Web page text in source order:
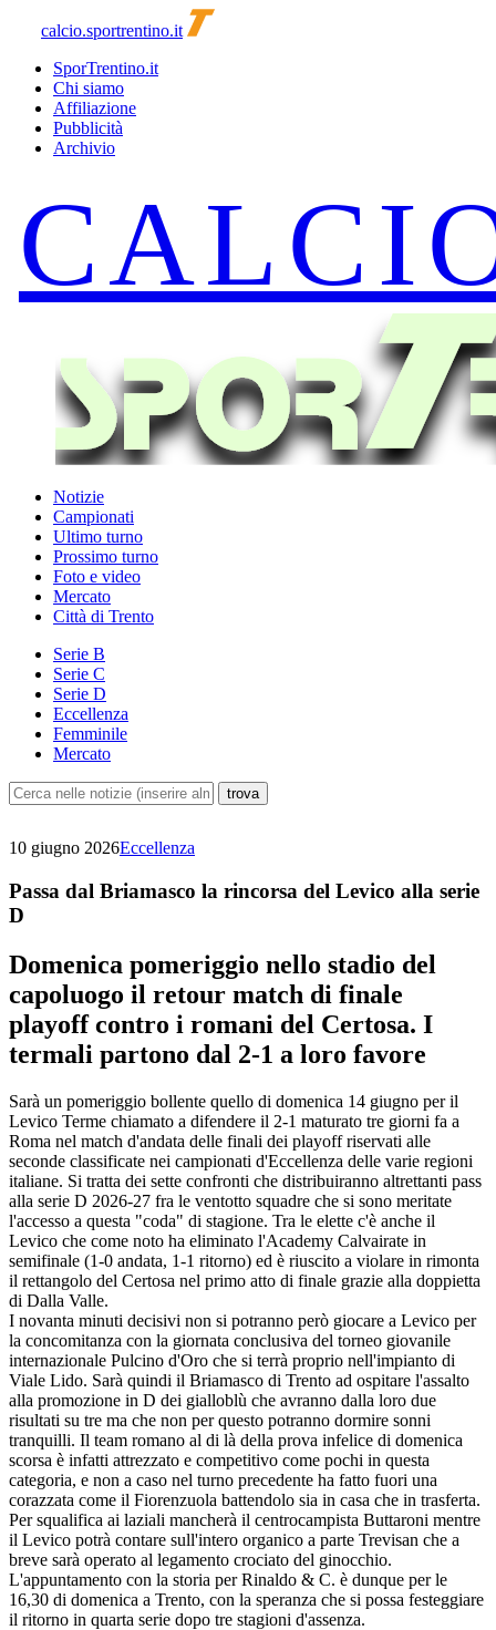
calcio.sportrentino.it
SporTrentino.it
Chi siamo
Affiliazione
Pubblicità
Archivio
Notizie
Campionati
Ultimo turno
Prossimo turno
Foto e video
Mercato
Città di Trento
Serie B
Serie C
Serie D
Eccellenza
Femminile
Mercato
10 giugno 2026Eccellenza
Passa dal Briamasco la rincorsa del Levico alla serie
D
Domenica pomeriggio nello stadio del
capoluogo il retour match di finale
playoff contro i romani del Certosa. I
termali partono dal 2-1 a loro favore
Sarà un pomeriggio bollente quello di domenica 14 giugno per il
Levico Terme chiamato a difendere il 2-1 maturato tre giorni fa a
Roma nel match d'andata delle finali dei playoff riservati alle
seconde classificate nei campionati d'Eccellenza delle varie regioni
italiane. Si tratta dei sette confronti che distribuiranno altrettanti pass
alla serie D 2026-27 fra le ventotto squadre che si sono meritate
l'accesso a questa "coda" di stagione. Tra le elette c'è anche il
Levico che come noto ha eliminato l'Academy Calvairate in
semifinale (1-0 andata, 1-1 ritorno) ed è riuscito a violare in rimonta
il rettangolo del Certosa nel primo atto di finale grazie alla doppietta
di Dalla Valle.
I novanta minuti decisivi non si potranno però giocare a Levico per
la concomitanza con la giornata conclusiva del torneo giovanile
internazionale Pulcino d'Oro che si terrà proprio nell'impianto di
Viale Lido. Sarà quindi il Briamasco di Trento ad ospitare l'assalto
alla promozione in D dei gialloblù che avranno dalla loro due
risultati su tre ma che non per questo potranno dormire sonni
tranquilli. Il team romano al di là della prova infelice di domenica
scorsa è infatti attrezzato e competitivo come pochi in questa
categoria, e non a caso nel turno precedente ha fatto fuori una
corazzata come il Fiorenzuola battendolo sia in casa che in trasferta.
Per squalifica ai laziali mancherà il centrocampista Buttaroni mentre
il Levico potrà contare sull'intero organico a parte Trevisan che a
breve sarà operato al legamento crociato del ginocchio.
L'appuntamento con la storia per Rinaldo & C. è dunque per le
16,30 di domenica a Trento, con la speranza che si possa festeggiare
il ritorno in quarta serie dopo tre stagioni d'assenza.